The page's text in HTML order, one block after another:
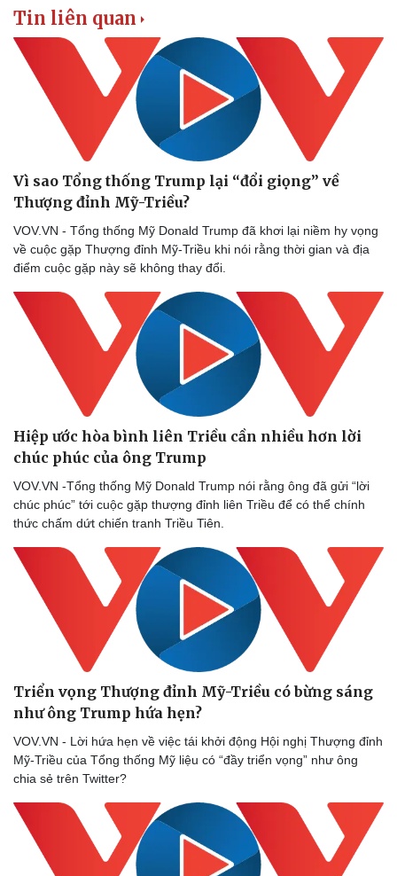
Thể thao
Bóng đá
Ô tô - Xe máy
Ô tô
Tin liên quan
Vì sao Tổng thống Trump lại “đổi giọng” về
Thượng đỉnh Mỹ-Triều?
VOV.VN - Tổng thống Mỹ Donald Trump đã khơi lại niềm hy vọng
về cuộc gặp Thượng đỉnh Mỹ-Triều khi nói rằng thời gian và địa
điểm cuộc gặp này sẽ không thay đổi.
Hiệp ước hòa bình liên Triều cần nhiều hơn lời
chúc phúc của ông Trump
VOV.VN -Tổng thống Mỹ Donald Trump nói rằng ông đã gửi “lời
chúc phúc” tới cuộc gặp thượng đỉnh liên Triều để có thể chính
thức chấm dứt chiến tranh Triều Tiên.
Triển vọng Thượng đỉnh Mỹ-Triều có bừng sáng
như ông Trump hứa hẹn?
VOV.VN - Lời hứa hẹn về việc tái khởi động Hội nghị Thượng đỉnh
Mỹ-Triều của Tổng thống Mỹ liệu có “đầy triển vọng” như ông
chia sẻ trên Twitter?